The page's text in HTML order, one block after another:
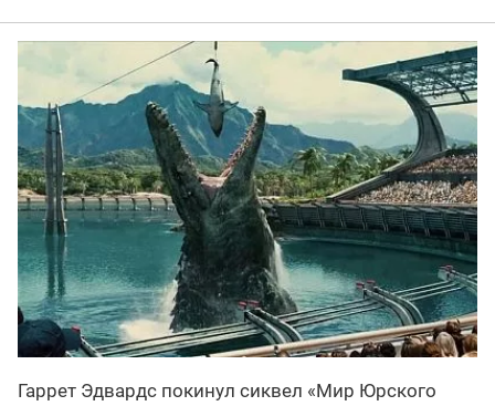
Гаррет Эдвардс покинул сиквел «Мир Юрского